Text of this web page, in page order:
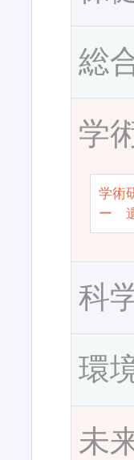
総
学
学術
ー
科
環
未